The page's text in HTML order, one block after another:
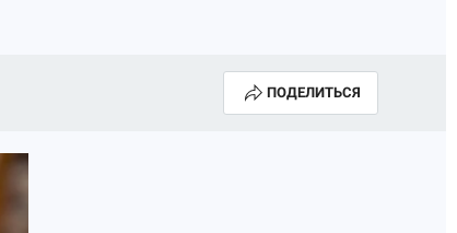
ПОДЕЛИТЬСЯ